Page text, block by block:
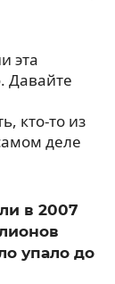
эта
Давайте
кто-то из
деле
в 2007
упало до